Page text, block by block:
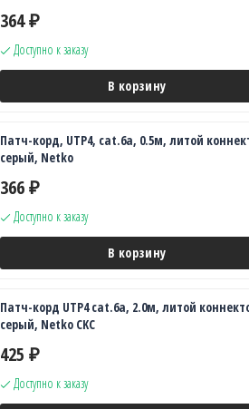
364 ₽
Доступно к заказу
В корзину
Патч-корд, UTP4, cat.6a, 0.5м, литой
серый, Netko
366 ₽
Доступно к заказу
В корзину
Патч-корд UTP4 cat.6a, 2.0м, литой
серый, Netko CKC
425 ₽
Доступно к заказу